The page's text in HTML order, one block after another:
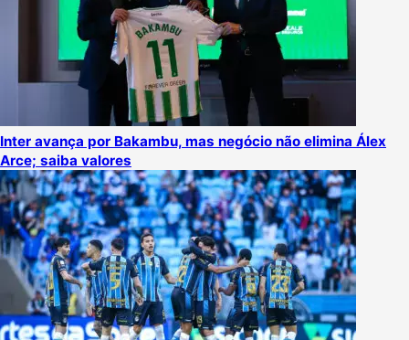
Inter avança por Bakambu, mas negócio não elimina Álex
Arce; saiba valores